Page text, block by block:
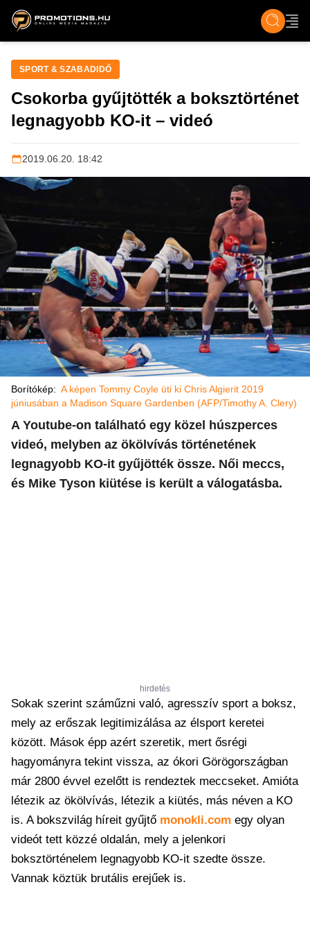
ZENE, FILM & KULT ÉLET TECH &
SPORT & SZABADIDŐ
Csokorba gyűjtötték a boksztörténet
legnagyobb KO-it – videó
2019.06.20. 18:42
Borítókép: A képen Tommy Coyle üti ki Chris Algierit 2019
júniusában a Madison Square Gardenben (AFP/Timothy A. Clery)
A Youtube-on található egy közel húszperces
videó, melyben az ökölvívás történetének
legnagyobb KO-it gyűjötték össze. Női meccs,
és Mike Tyson kiütése is került a válogatásba.
hirdetés
Sokak szerint száműzni való, agresszív sport a boksz,
mely az erőszak legitimizálása az élsport keretei
között. Mások épp azért szeretik, mert ősrégi
hagyományra tekint vissza, az ókori Görögországban
már 2800 évvel ezelőtt is rendeztek meccseket. Amióta
létezik az ökölvívás, létezik a kiütés, más néven a KO
is. A bokszvilág híreit gyűjtő monokli.com egy olyan
videót tett közzé oldalán, mely a jelenkori
boksztörténelem legnagyobb KO-it szedte össze.
Vannak köztük brutális erejűek is.